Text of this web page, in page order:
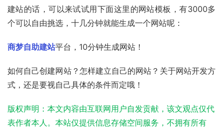
建站的话，可以来试试用下面这里的网站模板，有3000多
个可以自由挑选，十几分钟就能生成一个网站呢：
商梦自助建站平台，10分钟生成网站！
如何自己创建网站？怎样建立自己的网站？关于网站开发方
式，还是要视自己具体的条件而定哦！
版权声明：本文内容由互联网用户自发贡献，该文观点仅代
表作者本人。本站仅提供信息存储空间服务，不拥有所有